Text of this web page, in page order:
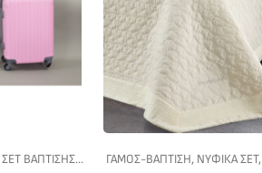
ΣΕΤ ΒΆΠΤΙΣΗΣ,ΣΕΤ ΒΆΠΤΙΣΗΣ ΓΙΑ ΚΟΡΊΤΣΙ
ΓΆΜΟΣ-ΒΆΠΤΙΣΗ, ΝΥΦΙΚΆ ΣΕΤ,